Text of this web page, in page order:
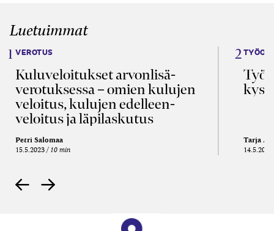
Luetuimmat
VEROTUS
Kulu­veloitukset arvon­lisä­
verotuksessa – omien kulujen
veloitus, kulujen edelleen­
veloitus ja läpi­laskutus
Petri Salomaa
15.5.2023 10 min
Tarja
14.5.2021